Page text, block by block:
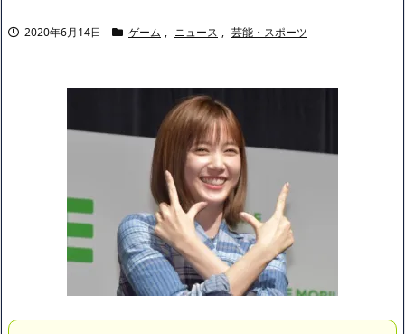
まう・・・
【数学】なんだよこの漫画www【注意】
【愕然】ワイ「豚バラ220gカリッカリになるまで焼いて重さ調べ
たろww(2割3割減ったら御の字やろなあww)」→結
果・・・・・・・・・・・・・・・・・・・
【悲報】ジェネリック医薬品、4割が承認書と異なる製造だった
ことが発覚「衝撃的な数字だ」
【速報】楽天グループ、減損損失約160億円と約700億円の繰延税
金資産の取崩し
【悲報】読売新聞、「避難所の自販機が壊されて窃盗された」と
いうデマ記事をこっそり削除してしまう
SM風俗嬢ワイ、なんでも答えるが質問ある？
Powered by livedoor 相互RSS
2020年6月14日 ゲーム , ニュース , 芸能・スポーツ